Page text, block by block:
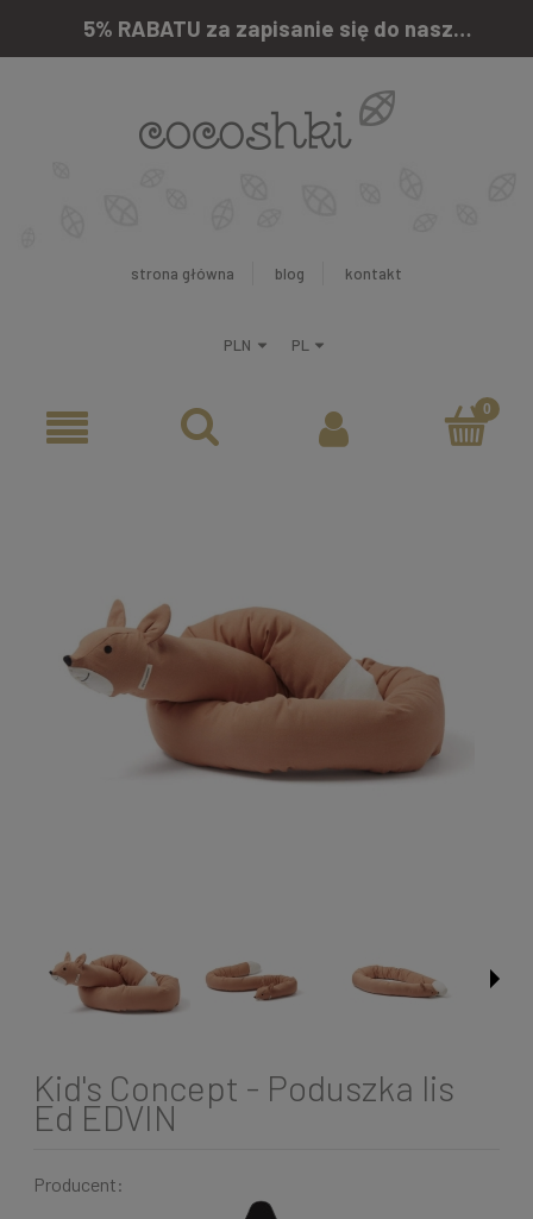
5% RABATU za zapisanie się do naszego newslettera
strona główna blog kontakt
Kid's Concept - Poduszka lis
Ed EDVIN
Producent: